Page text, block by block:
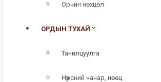
Орчин нөхцөл
ОРДЫН ТУХАЙ
Танилцуулга
Нүүрсний чанар, нөөц